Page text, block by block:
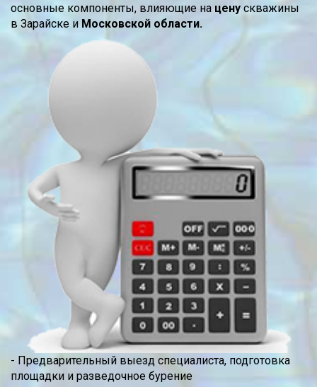
основные компоненты, влияющие на цену скважины
в Зарайске и Московской области.
- Предварительный выезд специалиста, подготовка
площадки и разведочное бурение